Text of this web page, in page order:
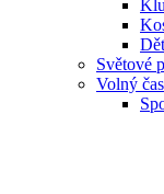
Světové
Volný čas